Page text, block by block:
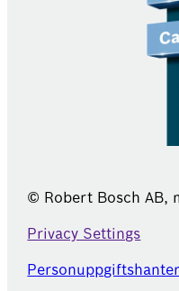
© Robert Bosch AB,
Privacy Settings